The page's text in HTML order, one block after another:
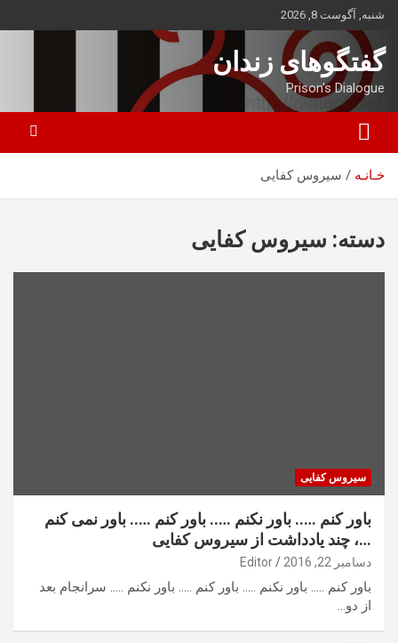
بروید
شنبه, آگوست 8, 2026
گفتگوهای زندان
Prison's Dialogue
خـانـه سیروس کفایی
دسته: سیروس کفایی
سیروس کفایی
باور کنم ….. باور نکنم ….. باور کنم ….. باور نمی کنم
…، چند یادداشت از سیروس کفایی
دسامبر 22, 2016 Editor
باور کنم ….. باور نکنم ….. باور کنم ….. باور نکنم ….. سرانجام بعد
از دو…